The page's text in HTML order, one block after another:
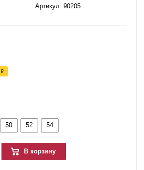
Артикул: 90205
₽
50 52 54
В корзину